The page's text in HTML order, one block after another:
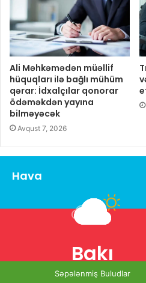
Ali Məhkəmədən müəllif
hüquqları ilə bağlı mühüm
qərar: İdxalçılar qonorar
ödəməkdən yayına
bilməyəcək
Avqust 7, 2026
Hava
Bakı
Səpələnmiş Buludlar